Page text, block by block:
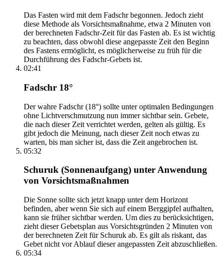
Das Fasten wird mit dem Fadschr begonnen. Jedoch zieht
diese Methode als Vorsichtsmaßnahme, etwa 2 Minuten von
der berechneten Fadschr-Zeit für das Fasten ab. Es ist wichtig
zu beachten, dass obwohl diese angepasste Zeit den Beginn
des Fastens ermöglicht, es möglicherweise zu früh für die
Durchführung des Fadschr-Gebets ist.
02:41
Fadschr 18°
Der wahre Fadschr (18°) sollte unter optimalen Bedingungen
ohne Lichtverschmutzung nun immer sichtbar sein. Gebete,
die nach dieser Zeit verrichtet werden, gelten als gültig. Es
gibt jedoch die Meinung, nach dieser Zeit noch etwas zu
warten, bis man sicher ist, dass die Zeit angebrochen ist.
05:32
Schuruk (Sonnenaufgang) unter Anwendung
von Vorsichtsmaßnahmen
Die Sonne sollte sich jetzt knapp unter dem Horizont
befinden, aber wenn Sie sich auf einem Berggipfel aufhalten,
kann sie früher sichtbar werden. Um dies zu berücksichtigen,
zieht dieser Gebetsplan aus Vorsichtsgründen 2 Minuten von
der berechneten Zeit für Schuruk ab. Es gilt als riskant, das
Gebet nicht vor Ablauf dieser angepassten Zeit abzuschließen.
05:34